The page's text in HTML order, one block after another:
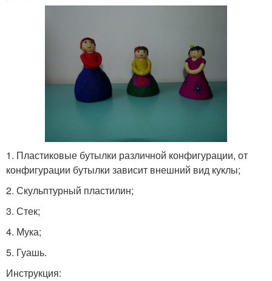
1. Пластиковые бутылки различной конфигурации, от
конфигурации бутылки зависит внешний вид куклы;
2. Скульптурный пластилин;
3. Стек;
4. Мука;
5. Гуашь.
Инструкция: